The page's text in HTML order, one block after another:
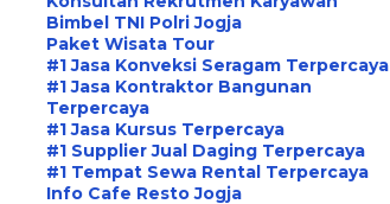
Bimbel TNI Polri Jogja
Paket Wisata Tour
#1 Jasa Konveksi Seragam Terpercaya
#1 Jasa Kontraktor Bangunan
Terpercaya
#1 Jasa Kursus Terpercaya
#1 Supplier Jual Daging Terpercaya
#1 Tempat Sewa Rental Terpercaya
Info Cafe Resto Jogja